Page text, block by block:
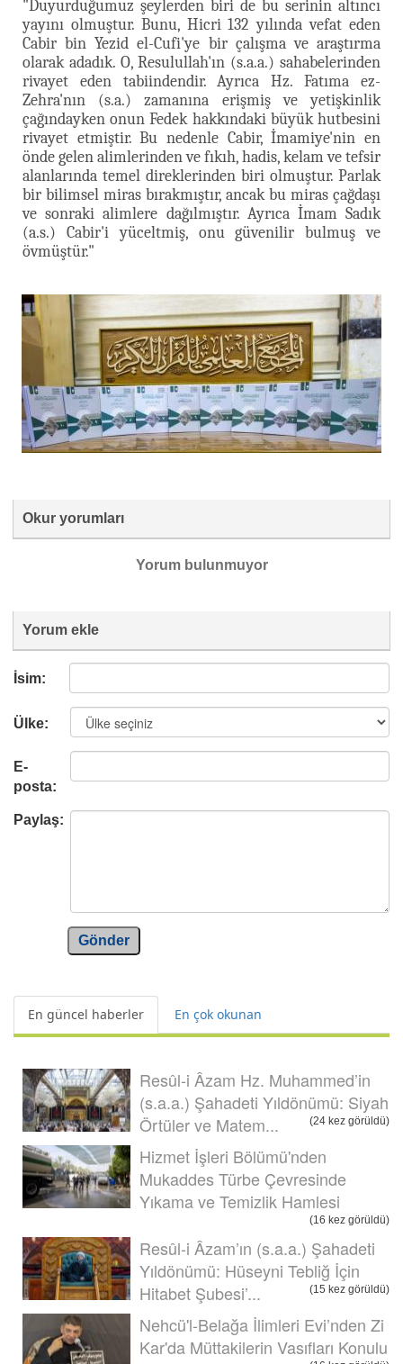
"Duyurduğumuz şeylerden biri de bu serinin altıncı
yayını olmuştur. Bunu, Hicri 132 yılında vefat eden
Cabir bin Yezid el-Cufi'ye bir çalışma ve araştırma
olarak adadık. O, Resulullah'ın (s.a.a.) sahabelerinden
rivayet eden tabiindendir. Ayrıca Hz. Fatıma ez-
Zehra'nın (s.a.) zamanına erişmiş ve yetişkinlik
çağındayken onun Fedek hakkındaki büyük hutbesini
rivayet etmiştir. Bu nedenle Cabir, İmamiye'nin en
önde gelen alimlerinden ve fıkıh, hadis, kelam ve tefsir
alanlarında temel direklerinden biri olmuştur. Parlak
bir bilimsel miras bırakmıştır, ancak bu miras çağdaşı
ve sonraki alimlere dağılmıştır. Ayrıca İmam Sadık
(a.s.) Cabir'i yüceltmiş, onu güvenilir bulmuş ve
övmüştür."
Okur yorumları
Yorum bulunmuyor
Yorum ekle
İsim:
Ülke:
E-
posta:
Paylaş:
Gönder
En güncel haberler En çok okunan
Resûl-i Âzam Hz. Muhammed’in
(s.a.a.) Şahadeti Yıldönümü: Siyah
Örtüler ve Matem...
(24 kez görüldü)
Hizmet İşleri Bölümü'nden
Mukaddes Türbe Çevresinde
Yıkama ve Temizlik Hamlesi
(16 kez görüldü)
Resûl-i Âzam’ın (s.a.a.) Şahadeti
Yıldönümü: Hüseyni Tebliğ İçin
Hitabet Şubesi’...
(15 kez görüldü)
Nehcü'l-Belağa İlimleri Evi’nden Zi
Kar'da Müttakilerin Vasıfları Konulu